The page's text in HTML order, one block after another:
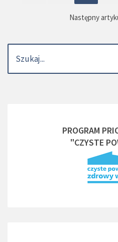
Następny
PROGRAM
"CZYSTE